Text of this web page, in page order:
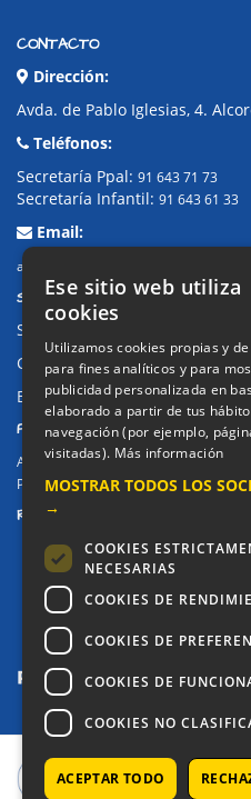
CONTACTO
Dirección:
Avda. de Pablo Iglesias, 4.
Teléfonos:
Secretaría Ppal: 91 643 71 73
Secretaría Infantil: 91 643 61 33
Email:
alkor@colegioalkor.com
SUGERENCIAS Y CANAL DE
Sugerencias, Quejas,
Canal de denuncias
Buzón denuncia drogas CM
PRIVACIDAD
Aviso legal / Política de privacidad
Política de Cookies
REDES SOCIALES
COPYRIGHT © 2025 -
Ese sitio web utiliza
cookies
Utilizamos cookies propias y
para fines analíticos y para
publicidad personalizada en
elaborado a partir de tus
navegación (por ejemplo,
visitadas). Más información
MOSTRAR TODOS LOS
→
COOKIES
NECESARIAS
COOKIES DE
COOKIES DE
COOKIES DE
COOKIES NO
ACEPTAR TODO